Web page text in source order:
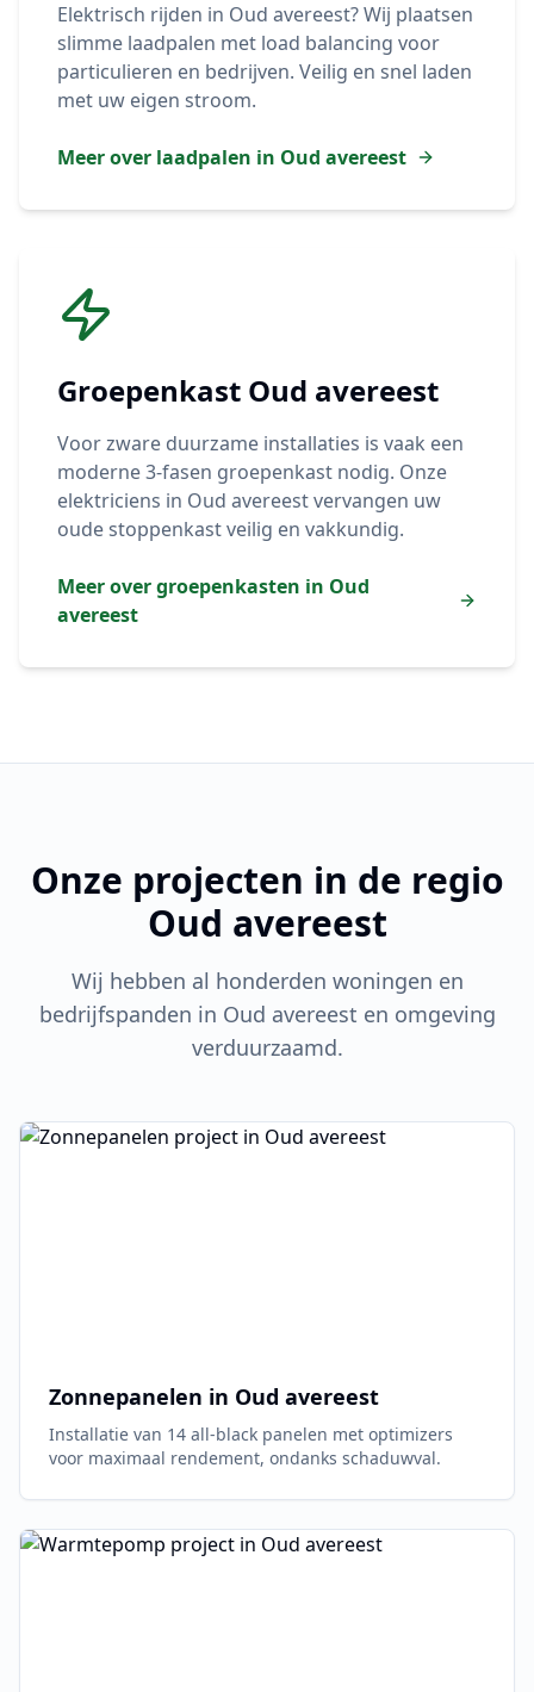
Elektrisch rijden in Oud avereest? Wij plaatsen
slimme laadpalen met load balancing voor
particulieren en bedrijven. Veilig en snel laden
met uw eigen stroom.
Meer over laadpalen in Oud avereest
Groepenkast Oud avereest
Voor zware duurzame installaties is vaak een
moderne 3-fasen groepenkast nodig. Onze
elektriciens in Oud avereestvervangen uw
oude stoppenkast veilig en vakkundig.
Meer over groepenkasten in Oud
avereest
Onze projecten in de regio
Oud avereest
Wij hebben al honderden woningen en
bedrijfspanden in Oud avereest en omgeving
verduurzaamd.
Zonnepanelen in Oud avereest
Installatie van 14 all-black panelen met optimizers
voor maximaal rendement, ondanks schaduwval.